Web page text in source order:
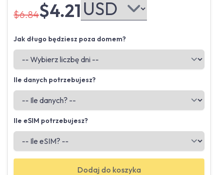
$6.84$4.21
Jak długo będziesz poza domem?
Ile danych potrzebujesz?
Ile eSIM potrzebujesz?
Dodaj do koszyka